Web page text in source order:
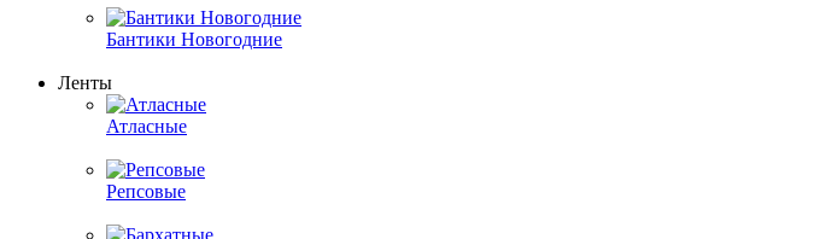
Бантики Новогодние
Ленты
Атласные
Репсовые